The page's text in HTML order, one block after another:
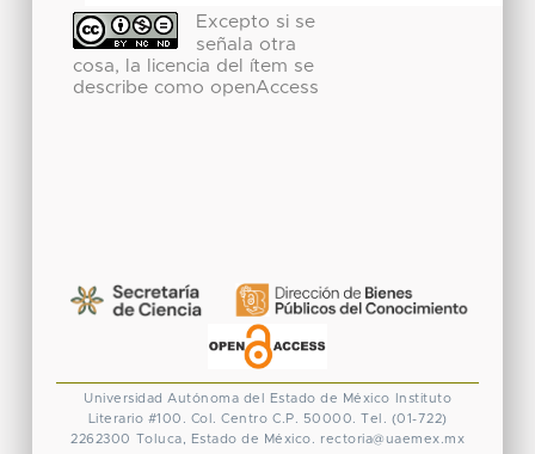
Excepto si se
señala otra
cosa, la licencia del ítem se
describe como openAccess
Universidad Autónoma del Estado de México
Instituto
Literario #100. Col. Centro C.P. 50000. Tel. (01-722)
2262300 Toluca, Estado de México. rectoria@uaemex.mx